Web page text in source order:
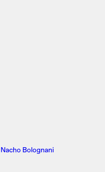
Nacho Bolognani